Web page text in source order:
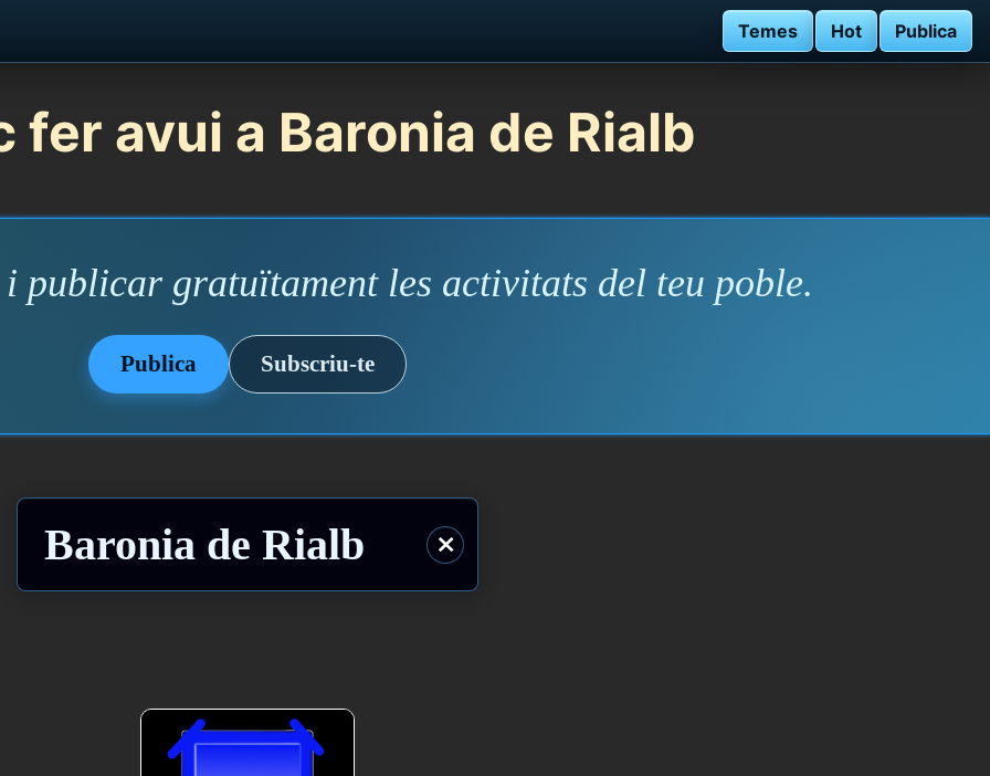
Temes Hot Publica
fer avui a Baronia de Rialb
publicar gratuïtament les activitats del teu poble.
Publica Subscriu-te
Baronia de Rialb ⨯